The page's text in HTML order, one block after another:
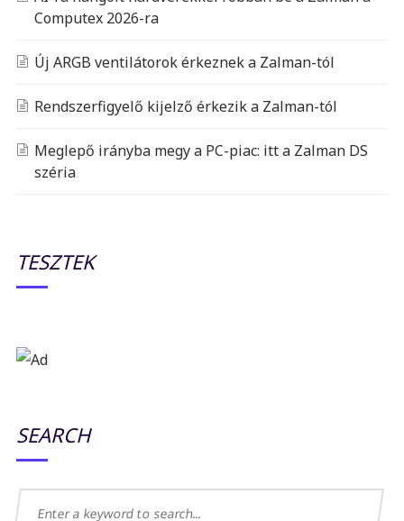
Computex 2026-ra
Új ARGB ventilátorok érkeznek a Zalman-tól
Rendszerfigyelő kijelző érkezik a Zalman-tól
Meglepő irányba megy a PC-piac: itt a Zalman DS
széria
TESZTEK
SEARCH